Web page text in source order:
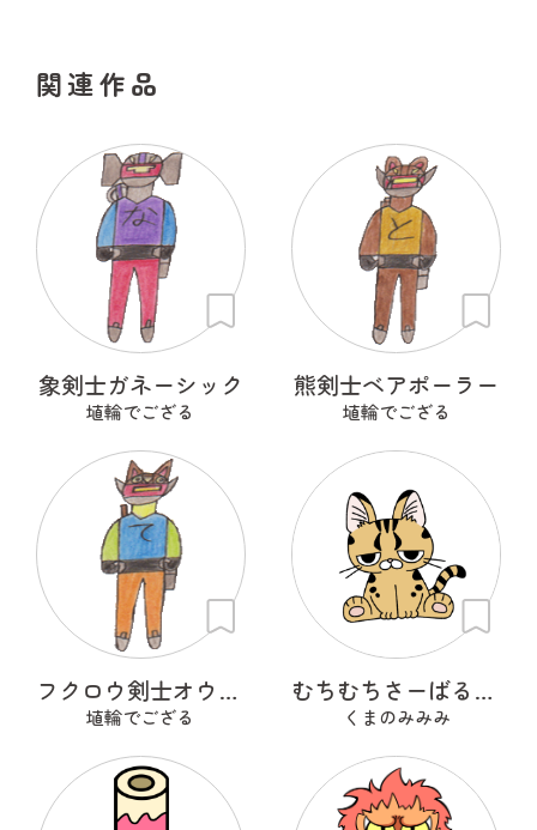
関連作品
象剣士ガネーシック
埴輪でござる
熊剣士ベアポーラー
埴輪でござる
フクロウ剣士オウルフリート
埴輪でござる
むちむちさーばるきゃっと
くまのみみみ